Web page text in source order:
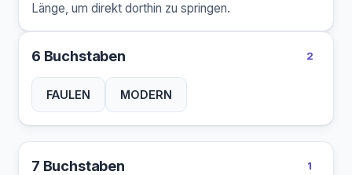
Länge, um direkt dorthin zu springen.
6 Buchstaben 2
FAULEN MODERN
7 Buchstaben 1